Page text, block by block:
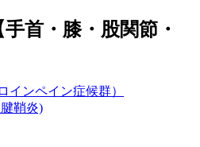
首・膝・股関節・
インペイン症候群）
鞘炎)